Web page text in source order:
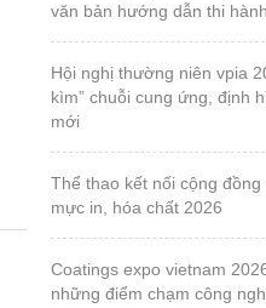
văn bản hướng dẫn thi
hội nghị thường niên vpia 2026: hóa giải “gọng
kìm” chuỗi cung ứng, định
mới
thể thao kết nối cộng đồng doanh nghiệp sơn,
mực in, hóa chất 2026
coatings expo vietnam 2026: sẵn sàng cho
những điểm chạm công